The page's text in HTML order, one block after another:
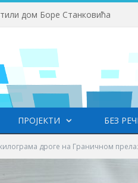
дом Боре Станковића
ПРОЈЕКТИ БЕЗ
дроге на Граничном